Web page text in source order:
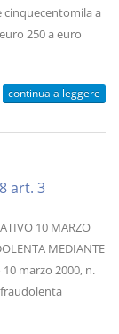
cinquecentomila a
250 a euro
continua a leggere
art. 3
10 MARZO
MEDIANTE
marzo 2000, n.